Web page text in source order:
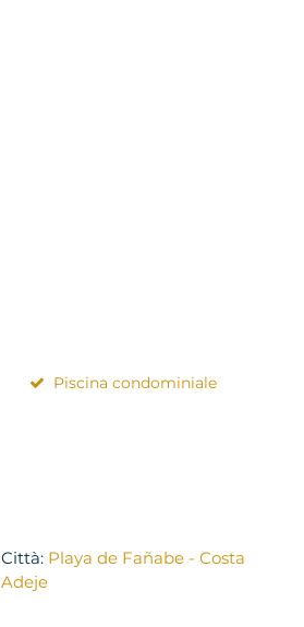
Piscina condominiale
Città: Playa de Fañabe - Costa
Adeje